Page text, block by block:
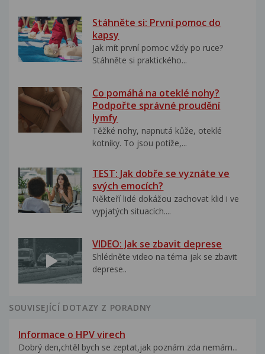
Stáhněte si: První pomoc do
kapsy
Jak mít první pomoc vždy po ruce?
Stáhněte si praktického...
Co pomáhá na oteklé nohy?
Podpořte správné proudění
lymfy
Těžké nohy, napnutá kůže, oteklé
kotníky. To jsou potíže,...
TEST: Jak dobře se vyznáte ve
svých emocích?
Někteří lidé dokážou zachovat klid i ve
vypjatých situacích....
VIDEO: Jak se zbavit deprese
Shlédněte video na téma jak se zbavit
deprese..
SOUVISEJÍCÍ DOTAZY Z PORADNY
Informace o HPV virech
Dobrý den,chtěl bych se zeptat,jak poznám zda nemám...